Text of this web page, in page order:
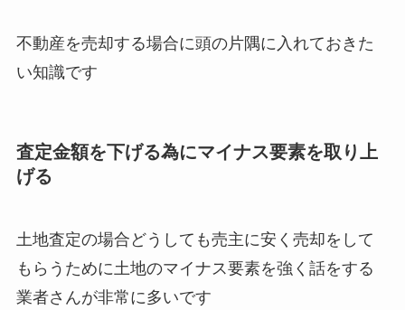
不動産を売却する場合に頭の片隅に入れておきた
い知識です
査定金額を下げる為にマイナス要素を取り上
げる
土地査定の場合どうしても売主に安く売却をして
もらうために土地のマイナス要素を強く話をする
業者さんが非常に多いです